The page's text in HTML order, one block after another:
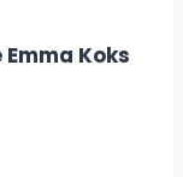
Koks